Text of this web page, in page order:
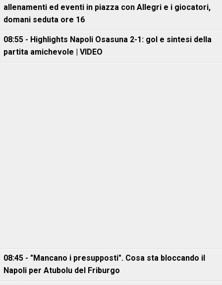
allenamenti ed eventi in piazza con Allegri e i giocatori,
domani seduta ore 16
08:55 - Highlights Napoli Osasuna 2-1: gol e sintesi della
partita amichevole | VIDEO
08:45 - "Mancano i presupposti". Cosa sta bloccando il
Napoli per Atubolu del Friburgo